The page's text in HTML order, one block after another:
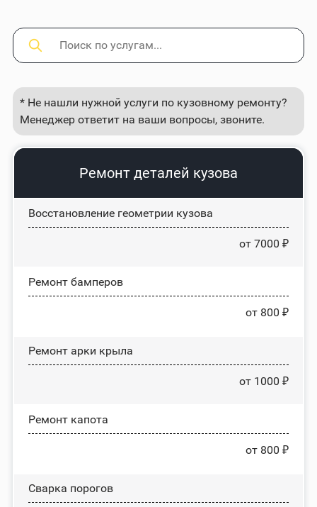
* Не нашли нужной услуги по кузовному ремонту?
Менеджер ответит на ваши вопросы, звоните.
Ремонт деталей кузова
Восстановление геометрии кузова
от 7000 ₽
Ремонт бамперов
от 800 ₽
Ремонт арки крыла
от 1000 ₽
Ремонт капота
от 800 ₽
Сварка порогов